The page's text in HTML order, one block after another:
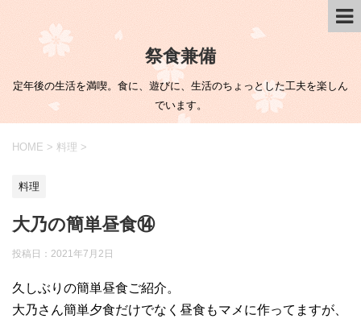
祭食兼備
定年後の生活を満喫。食に、遊びに、生活のちょっとした工夫を楽しん
でいます。
HOME > 料理 >
料理
大乃の簡単昼食⑭
投稿日： 2021年7月2日
久しぶりの簡単昼食ご紹介。
大乃さん簡単夕食だけでなく昼食もマメに作ってますが、